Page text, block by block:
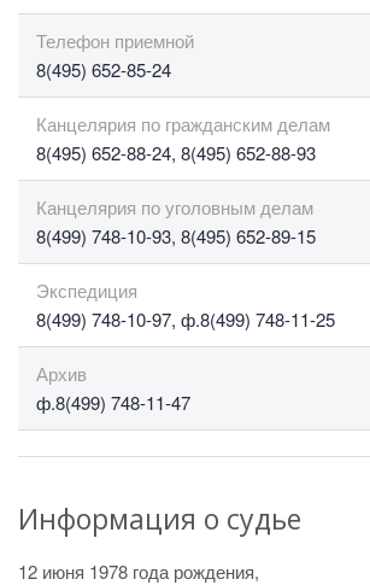
Телефон приемной
8(495) 652-85-24
Канцелярия по гражданским делам
8(495) 652-88-24, 8(495) 652-88-93
Канцелярия по уголовным делам
8(499) 748-10-93, 8(495) 652-89-15
Экспедиция
8(499) 748-10-97, ф.8(499) 748-11-25
Архив
ф.8(499) 748-11-47
Информация о судье
12 июня 1978 года рождения,